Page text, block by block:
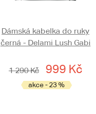
Dámská kabelka do ruky
černá - Delami Lush Gabi
1 290 Kč 999 Kč
akce - 23 %